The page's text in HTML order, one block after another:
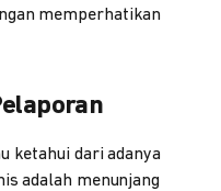
memperhatikan
ketahui dari adanya
adalah menunjang